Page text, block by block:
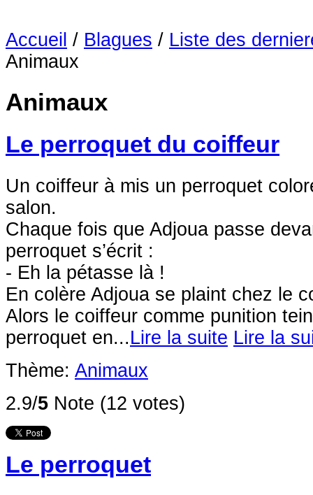
Accueil / Blagues / Liste des
Animaux
Animaux
Le perroquet du coiffeur
Un coiffeur à mis un perroquet
salon.
Chaque fois que Adjoua passe
perroquet s’écrit :
- Eh la pétasse là !
En colère Adjoua se plaint chez le
Alors le coiffeur comme punition
perroquet en...Lire la suite Lire la
Thème: Animaux
2.9/5 Note (12 votes)
Le perroquet